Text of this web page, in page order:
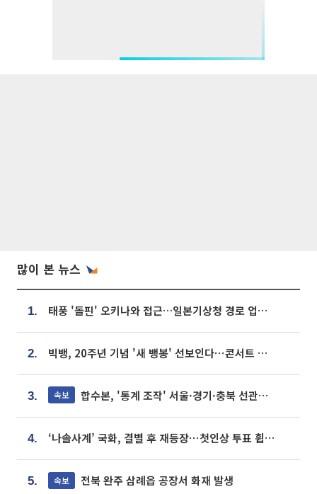
많이 본 뉴스
1. 태풍 '돌핀' 오키나와 접근…일본기상청 경로 업데이트
2. 빅뱅, 20주년 기념 '새 뱅봉' 선보인다⋯콘서트 앞두고 팝업 개최
3. 속보 합수본, '통계 조작' 서울·경기·충북 선관위 등 추가 압수수색
4. ‘나솔사계’ 국화, 결별 후 재등장⋯첫인상 투표 휩쓸고 ‘인기녀’ 등극
5. 속보 전북 완주 삼례읍 공장서 화재 발생